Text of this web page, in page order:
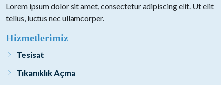
Lorem ipsum dolor sit amet, consectetur adipiscing elit. Ut elit
tellus, luctus nec ullamcorper.
Hizmetlerimiz
Tesisat
Tıkanıklık Açma